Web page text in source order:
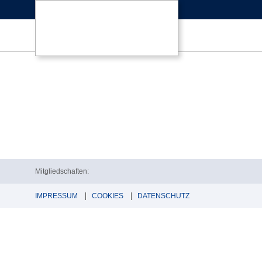
Mitgliedschaften:
IMPRESSUM COOKIES DATENSCHUTZ